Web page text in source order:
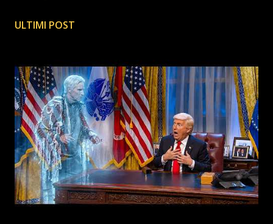
ULTIMI POST